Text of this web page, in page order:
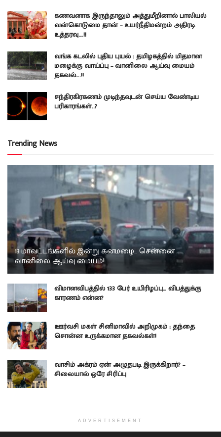
கணவனாக இருந்தாலும் அத்துமீறினால் பாலியல்
வன்கொடுமை தான் – உயர்நீதிமன்றம் அதிரடி
உத்தரவு….!!
வங்க கடலில் புதிய புயல் : தமிழகத்தில் மிதமான
மழைக்கு வாய்ப்பு – வானிலை ஆய்வு மையம்
தகவல்….!!
சந்திரகிரகணம் முடிந்தவுடன் செய்ய வேண்டிய
பரிகாரங்கள்..?
Trending News
13 மாவட்டங்களில் இன்று கனமழை… சென்னை
வானிலை ஆய்வு மையம்!
விமானவிபத்தில் 133 பேர் உயிரிழப்பு… விபத்துக்கு
காரணம் என்ன?
ஊர்வசி மகள் சினிமாவில் அறிமுகம் ; தந்தை
சொன்ன உருக்கமான தகவல்கள்!
வாசிம் அக்ரம் ஏன் அழுதபடி இருக்கிறார்? –
சிலையால் ஒரே சிரிப்பு
ADVERTISEMENT